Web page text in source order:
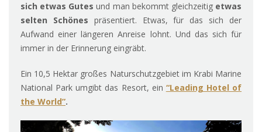
sich etwas Gutesund man bekommt gleichzeitig etwas
selten Schönes präsentiert. Etwas, für das sich der
Aufwand einer längeren Anreise lohnt. Und das sich für
immer in der Erinnerung eingräbt.
Ein 10,5 Hektar großes Naturschutzgebiet im Krabi Marine
National Park umgibt das Resort, ein “Leading Hotel of
the World”.